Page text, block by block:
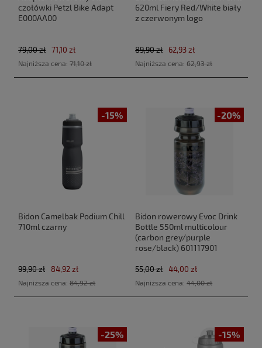
czołówki Petzl Bike Adapt
E000AA00
71,10 zł
79,00 zł
Najniższa cena:71,10 zł
620ml Fiery Red/White biały
z czerwonym logo
62,93 zł
89,90 zł
Najniższa cena:62,93 zł
-15%
Bidon Camelbak Podium Chill
710ml czarny
84,92 zł
99,90 zł
Najniższa cena:84,92 zł
-20%
Bidon rowerowy Evoc Drink
Bottle 550ml multicolour
(carbon grey/purple
rose/black) 601117901
44,00 zł
55,00 zł
Najniższa cena:44,00 zł
-25% -15%